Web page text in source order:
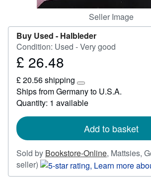
Seller Image
Buy Used - Halbleder
Condition: Used - Very good
Price
26.48
£ 26.48
£ 20.56 shipping
Learn
more
about
rates
Ships from Germany to U.S.A.
Quantity: 1 available
Add to basket
Sold by Bookstore-Online, Mattsies,
seller) Seller
rating